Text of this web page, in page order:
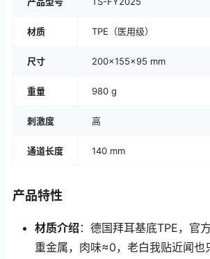
材质 TPE（医用级）
尺寸 200×155×95 mm
重量 980 g
刺激度 高
通道长度 140 mm
产品特性
材质介绍 ：德国拜耳基底TPE，官
重金属，肉味≈0，老白我贴近闻也